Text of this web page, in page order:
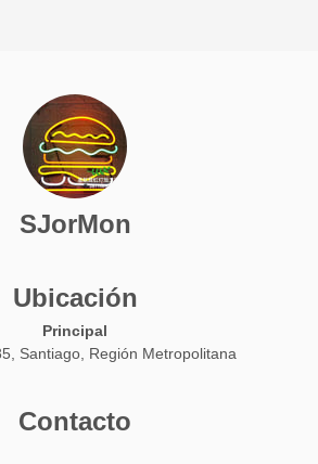
SJorMon
Ubicación
Principal
Santiago, Región Metropolitana
Contacto